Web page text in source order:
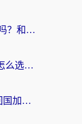
海外党必看：快帆TV版VPN好用吗？和快游VPN对比哪个回国效果更好？附实用避坑指南
海外党无忧指南：国内节点v2ray怎么选？一键回国VPN+多场景实测帮你避坑
海外党必看：如何选到最好用的回国加速器？从节点到售后的全维度指南